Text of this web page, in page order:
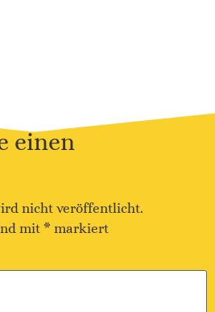
einen
nicht veröffentlicht.
mit * markiert